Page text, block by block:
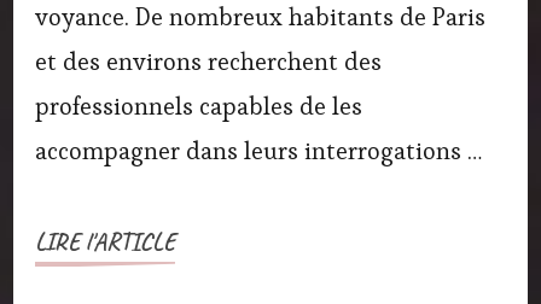
voyance. De nombreux habitants de Paris
et des environs recherchent des
professionnels capables de les
accompagner dans leurs interrogations …
LIRE l'ARTICLE